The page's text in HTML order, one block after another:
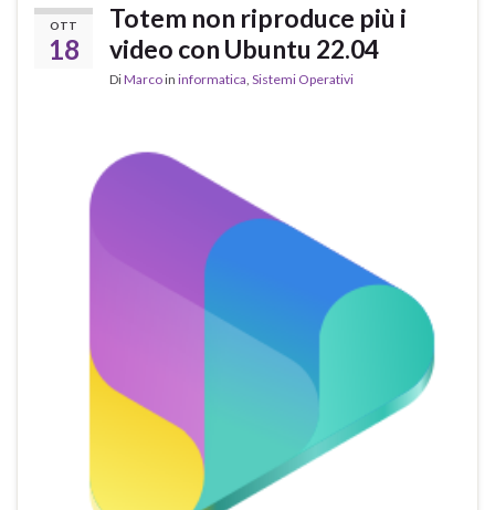
OTT
18
Totem non riproduce più i
video con Ubuntu 22.04
DiMarcoin informatica Sistemi Operativi